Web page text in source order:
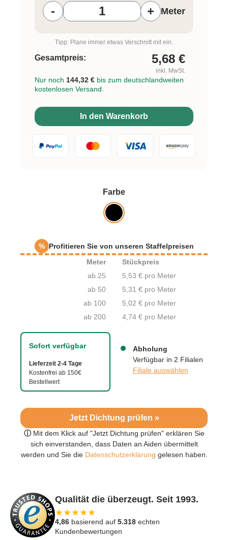
Jetzt Dichtung prüfen »
ⓘ Mit dem Klick auf "Jetzt Dichtung prüfen" erklären Sie
sich einverstanden, dass Daten an Aiden übermittelt
werden und Sie dieDatenschutzerklärung gelesen haben.
Sofort verfügbar
Lieferzeit 2-4 Tage
Kostenfrei ab 150€
Bestellwert
Abholung
Verfügbar in 2 Filialen
Filiale auswählen
Farbeauswählen
% Profitieren Sie von unseren Staffelpreisen
Meter
Stückpreis
ab 25
5,53 € pro Meter
ab 50
5,31 € pro Meter
ab 100
5,02 € pro Meter
ab 200
4,74 € pro Meter
- + Meter
Tipp: Plane immer etwas Verschnitt mit ein.
Gesamtpreis: 5,68 €
inkl. MwSt.
Nur noch 144,32 € bis zum deutschlandweiten
kostenlosen Versand.
In den Warenkorb
Qualität die überzeugt. Seit 1993.
★★★★★
4,86 basierend auf 5.318 echten
Kundenbewertungen